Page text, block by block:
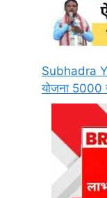
Subhadra
योजना 5000